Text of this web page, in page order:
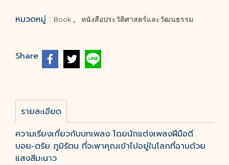
หมวดหมู่ : Book , หนังสือประวัติศาสตร์และวัฒนธรรม
Share
รายละเอียด
ความเรียงเกี่ยวกับบทเพลง โดยนักแต่งเพลงฝีมือดี
บอย-ตรัย ภูมิรัตน ที่จะพาคุณเข้าไปอยู่ในโลกที่ฉาบด้วย
แสงสีมะนาว